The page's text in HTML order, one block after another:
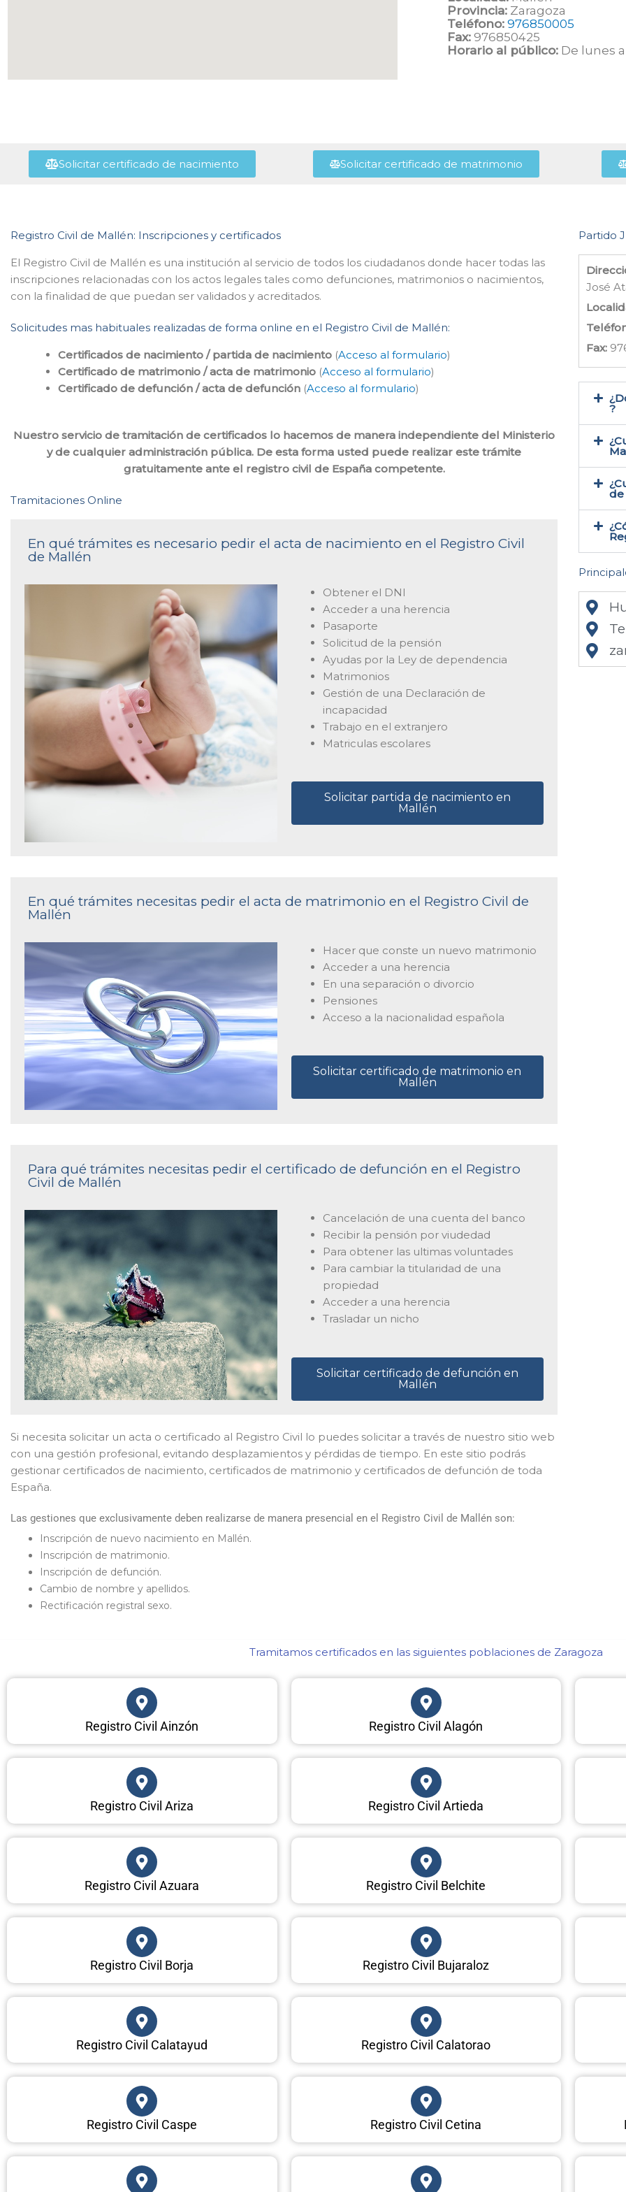
Provincia: Zaragoza
Teléfono: 976850005
Fax: 976850425
Horario al público: De lunes
Solicitar certificado de nacimiento Solicitar certificado de matrimonio
Registro Civil de Mallén: Inscripciones y certificados
El Registro Civil de Mallén es una institución al servicio de todos los ciudadanos donde hacer todas las
inscripciones relacionadas con los actos legales tales como defunciones, matrimonios o nacimientos,
con la finalidad de que puedan ser validados y acreditados.
Solicitudes mas habituales realizadas de forma online en el Registro Civil de Mallén:
Certificados de nacimiento / partida de nacimiento(Acceso al formulario)
Certificado de matrimonio / acta de matrimonio(Acceso al formulario)
Certificado de defunción / acta de defunción(Acceso al formulario)
Nuestro servicio de tramitación de certificados lo hacemos de manera independiente del Ministerio
y de cualquier administración pública. De esta forma usted puede realizar este trámite
gratuitamente ante el registro civil de España competente.
Tramitaciones Online
En qué trámites es necesario pedir el acta de nacimiento en el Registro Civil
de Mallén
Obtener el DNI
Acceder a una herencia
Pasaporte
Solicitud de la pensión
Ayudas por la Ley de dependencia
Matrimonios
Gestión de una Declaración de
incapacidad
Trabajo en el extranjero
Matriculas escolares
Solicitar partida de nacimiento en
Mallén
En qué trámites necesitas pedir el acta de matrimonio en el Registro Civil de
Mallén
Hacer que conste un nuevo matrimonio
Acceder a una herencia
En una separación o divorcio
Pensiones
Acceso a la nacionalidad española
Solicitar certificado de matrimonio en
Mallén
Para qué trámites necesitas pedir el certificado de defunción en el Registro
Civil de Mallén
Cancelación de una cuenta del banco
Recibir la pensión por viudedad
Para obtener las ultimas voluntades
Para cambiar la titularidad de una
propiedad
Acceder a una herencia
Trasladar un nicho
Solicitar certificado de defunción en
Mallén
Si necesita solicitar un acta o certificado al Registro Civil lo puedes solicitar a través de nuestro sitio web
con una gestión profesional, evitando desplazamientos y pérdidas de tiempo. En este sitio podrás
gestionar certificados de nacimiento, certificados de matrimonio y certificados de defunción de toda
España.
Las gestiones que exclusivamente deben realizarse de manera presencial en el Registro Civil de Mallén son:
Inscripción de nuevo nacimiento en Mallén.
Inscripción de matrimonio.
Inscripción de defunción.
Cambio de nombre y apellidos.
Rectificación registral sexo.
Partido
José
Fax:
?
de
Tramitamos certificados en las siguientes poblaciones de Zaragoza​
Registro Civil Ainzón Registro Civil Alagón
Registro Civil Ariza Registro Civil Artieda
Registro Civil Azuara Registro Civil Belchite
Registro Civil Borja Registro Civil Bujaraloz
Registro Civil Calatayud Registro Civil Calatorao
Registro Civil Caspe Registro Civil Cetina